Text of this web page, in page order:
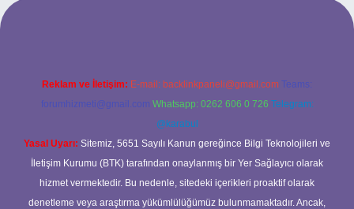
Reklam ve İletişim: E-mail: backlinkpaneli@gmail.com Teams:
forumhizmeti@gmail.com Whatsapp: 0262 606 0 726 Telegram:
@karabul
Yasal Uyarı: Sitemiz, 5651 Sayılı Kanun gereğince Bilgi Teknolojileri ve
İletişim Kurumu (BTK) tarafından onaylanmış bir Yer Sağlayıcı olarak
hizmet vermektedir. Bu nedenle, sitedeki içerikleri proaktif olarak
denetleme veya araştırma yükümlülüğümüz bulunmamaktadır. Ancak,